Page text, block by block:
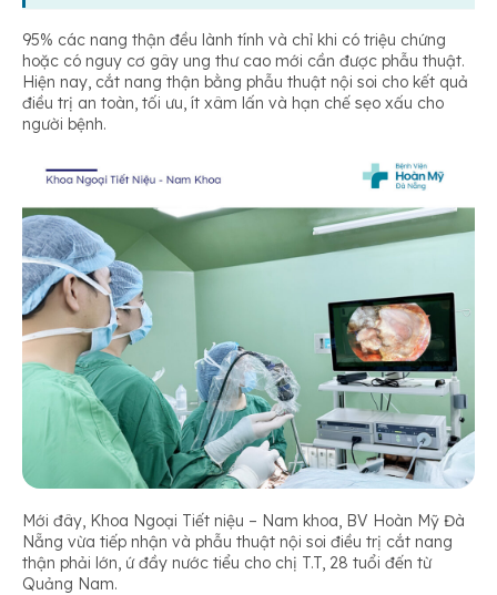
95% các nang thận đều lành tính và chỉ khi có triệu chứng
hoặc có nguy cơ gây ung thư cao mới cần được phẫu thuật.
Hiện nay, cắt nang thận bằng phẫu thuật nội soi cho kết quả
điều trị an toàn, tối ưu, ít xâm lấn và hạn chế sẹo xấu cho
người bệnh.
Mới đây, Khoa Ngoại Tiết niệu – Nam khoa, BV Hoàn Mỹ Đà
Nẵng vừa tiếp nhận và phẫu thuật nội soi điều trị cắt nang
thận phải lớn, ứ đầy nước tiểu cho chị T.T, 28 tuổi đến từ
Quảng Nam.